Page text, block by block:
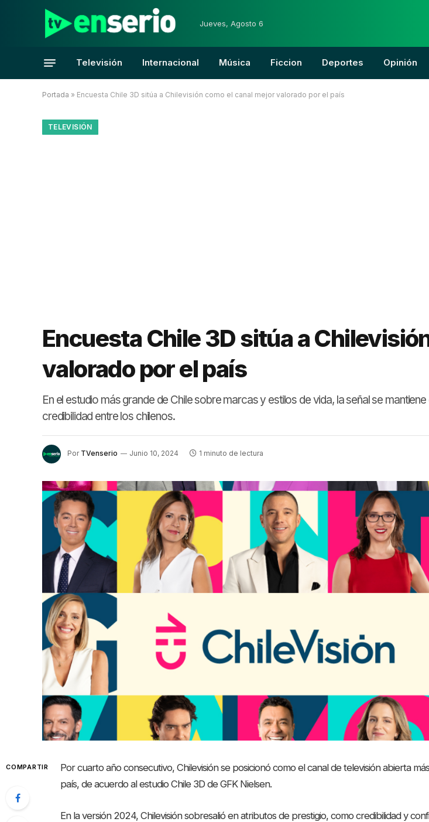
Jueves, Agosto 6
Televisión Internacional Música Ficcion Deportes Opinión
Portada » Encuesta Chile 3D sitúa a Chilevisión como el canal mejor valorado por el país
TELEVISIÓN
Encuesta Chile 3D sitúa a
valorado por el país
En el estudio más grande de Chile sobre marcas y estilos de vida, la señal se
credibilidad entre los chilenos.
Por TVenserio Junio 10, 2024 1 minuto de lectura
COMPARTIR
Por cuarto año consecutivo, Chilevisión se posicionó como el canal de televisión abierta
país, de acuerdo al estudio Chile 3D de GFK Nielsen.
En la versión 2024, Chilevisión sobresalió en atributos de prestigio, como credibilidad y